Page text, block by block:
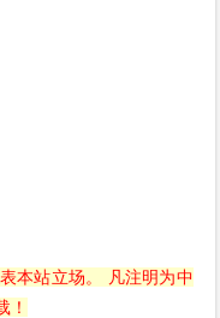
本站立场。 凡注明为中
！